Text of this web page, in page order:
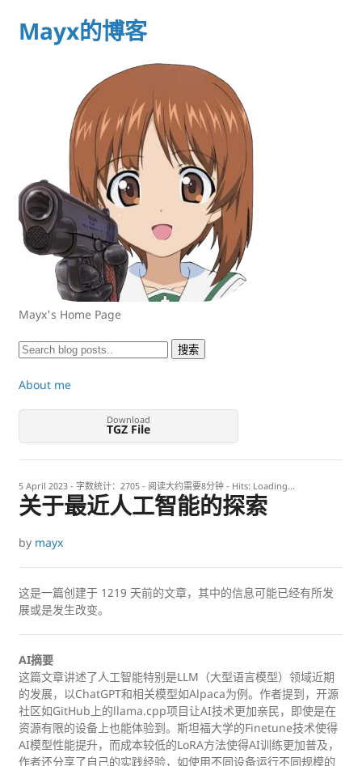
Mayx的博客
Mayx's Home Page
About me
Download
TGZ File
5 April 2023 - 字数统计：2705 - 阅读大约需要8分钟 - Hits: Loading...
关于最近人工智能的探索
by mayx
这是一篇创建于 1219 天前的文章，其中的信息可能已经有所发
展或是发生改变。
AI摘要
这篇文章讲述了人工智能特别是LLM（大型语言模型）领域近期
的发展，以ChatGPT和相关模型如Alpaca为例。作者提到，开源
社区如GitHub上的llama.cpp项目让AI技术更加亲民，即使是在
资源有限的设备上也能体验到。斯坦福大学的Finetune技术使得
AI模型性能提升，而成本较低的LoRA方法使得AI训练更加普及，
作者还分享了自己的实践经验，如使用不同设备运行不同规模的